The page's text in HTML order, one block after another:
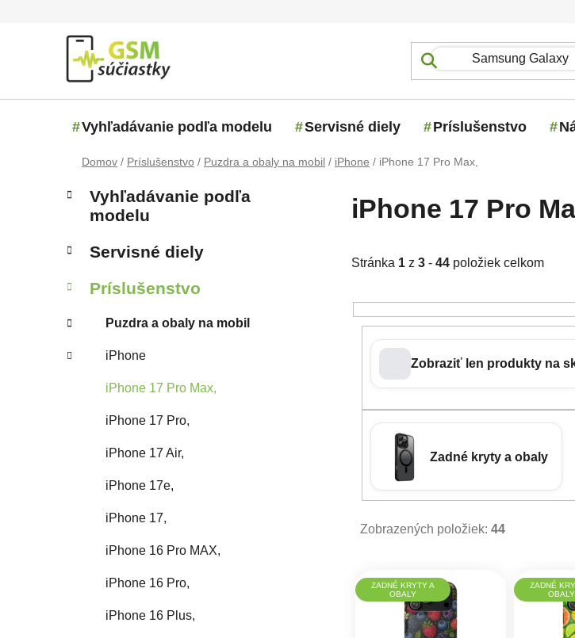
Vyhľadávanie podľa modelu Servisné diely Príslušenstvo
Domov / Príslušenstvo / Puzdra a obaly na mobil / iPhone / iPhone 17 Pro Max,
Bočný panel
Kategórie
Vyhľadávanie podľa
modelu
Servisné diely
Príslušenstvo
Puzdra a obaly na mobil
iPhone
iPhone 17 Pro Max,
iPhone 17 Pro,
iPhone 17 Air,
iPhone 17e,
iPhone 17,
iPhone 16 Pro MAX,
iPhone 16 Pro,
iPhone 16 Plus,
iPhone 17 Pro
Stránka 1 z 3 - 44 položiek celkom
Zobraziť len produkty na
Zadné kryty a obaly
Zobrazených položiek: 44
Výpis produktov
ZADNÉ KRYTY A
OBALY
ZADNÉ
OBALY